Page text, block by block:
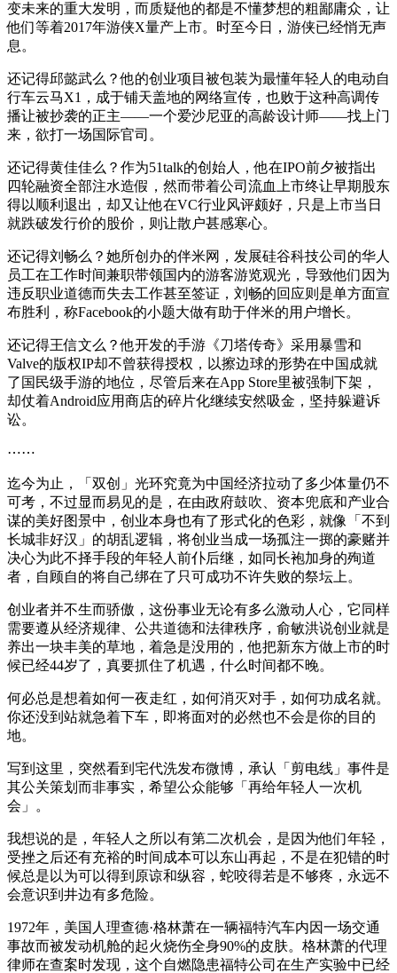
变未来的重大发明，而质疑他的都是不懂梦想的粗鄙庸众，让
他们等着2017年游侠X量产上市。时至今日，游侠已经悄无声
息。
还记得邱懿武么？他的创业项目被包装为最懂年轻人的电动自
行车云马X1，成于铺天盖地的网络宣传，也败于这种高调传
播让被抄袭的正主——一个爱沙尼亚的高龄设计师——找上门
来，欲打一场国际官司。
还记得黄佳佳么？作为51talk的创始人，他在IPO前夕被指出
四轮融资全部注水造假，然而带着公司流血上市终让早期股东
得以顺利退出，却又让他在VC行业风评颇好，只是上市当日
就跌破发行价的股价，则让散户甚感寒心。
还记得刘畅么？她所创办的伴米网，发展硅谷科技公司的华人
员工在工作时间兼职带领国内的游客游览观光，导致他们因为
违反职业道德而失去工作甚至签证，刘畅的回应则是单方面宣
布胜利，称Facebook的小题大做有助于伴米的用户增长。
还记得王信文么？他开发的手游《刀塔传奇》采用暴雪和
Valve的版权IP却不曾获得授权，以擦边球的形势在中国成就
了国民级手游的地位，尽管后来在App Store里被强制下架，
却仗着Android应用商店的碎片化继续安然吸金，坚持躲避诉
讼。
⋯⋯
迄今为止，「双创」光环究竟为中国经济拉动了多少体量仍不
可考，不过显而易见的是，在由政府鼓吹、资本兜底和产业合
谋的美好图景中，创业本身也有了形式化的色彩，就像「不到
长城非好汉」的胡乱逻辑，将创业当成一场孤注一掷的豪赌并
决心为此不择手段的年轻人前仆后继，如同长袍加身的殉道
者，自顾自的将自己绑在了只可成功不许失败的祭坛上。
创业者并不生而骄傲，这份事业无论有多么激动人心，它同样
需要遵从经济规律、公共道德和法律秩序，俞敏洪说创业就是
养出一块丰美的草地，着急是没用的，他把新东方做上市的时
候已经44岁了，真要抓住了机遇，什么时间都不晚。
何必总是想着如何一夜走红，如何消灭对手，如何功成名就。
你还没到站就急着下车，即将面对的必然也不会是你的目的
地。
写到这里，突然看到宅代洗发布微博，承认「剪电线」事件是
其公关策划而非事实，希望公众能够「再给年轻人一次机
会」。
我想说的是，年轻人之所以有第二次机会，是因为他们年轻，
受挫之后还有充裕的时间成本可以东山再起，不是在犯错的时
候总是以为可以得到原谅和纵容，蛇咬得若是不够疼，永远不
会意识到井边有多危险。
1972年，美国人理查德·格林萧在一辆福特汽车内因一场交通
事故而被发动机舱的起火烧伤全身90%的皮肤。格林萧的代理
律师在查案时发现，这个自燃隐患福特公司在生产实验中已经